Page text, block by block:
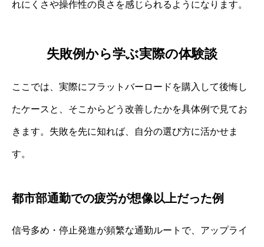
れにくさや操作性の良さを感じられるようになります。
失敗例から学ぶ実際の体験談
ここでは、実際にフラットバーロードを購入して後悔し
たケースと、そこからどう改善したかを具体例で見てお
きます。失敗を先に知れば、自分の選び方に活かせま
す。
都市部通勤での疲労が想像以上だった例
信号多め・停止発進が頻繁な通勤ルートで、アップライ